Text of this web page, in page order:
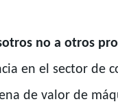
no a otros
en el sector
de valor de